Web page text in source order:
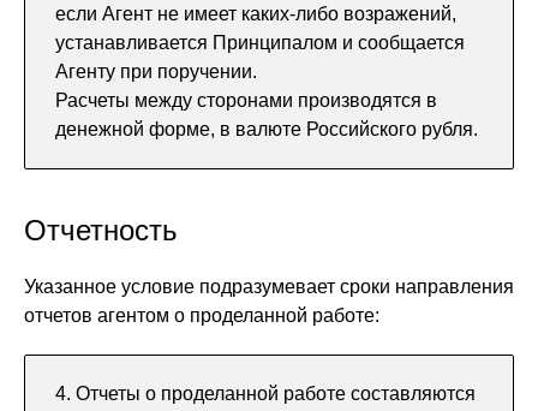
если Агент не имеет каких-либо возражений,
устанавливается Принципалом и сообщается
Агенту при поручении.
Расчеты между сторонами производятся в
денежной форме, в валюте Российского рубля.
Отчетность
Указанное условие подразумевает сроки направления
отчетов агентом о проделанной работе:
4. Отчеты о проделанной работе составляются